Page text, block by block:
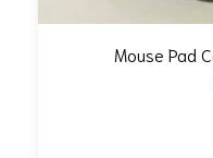
Mouse Pad